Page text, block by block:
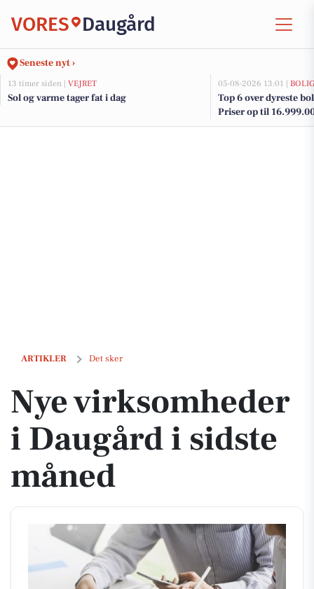
VORES Daugård
Seneste nyt ›
13 timer siden | VEJRET
Sol og varme tager fat i dag
05-08-2026 13:01 |
Top 6 over dyreste
Priser op til
ARTIKLER Det sker
Nye virksomheder i Daugård i sidste måned
Nye virksomheder
i Daugård i sidste
måned